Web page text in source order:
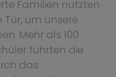
Familien nutzten
um unsere
Mehr als 100
führten die
das